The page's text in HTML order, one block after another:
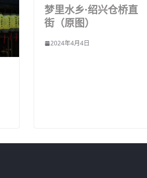
梦里水乡·绍兴仓桥直
街（原图）
2024年4月4日